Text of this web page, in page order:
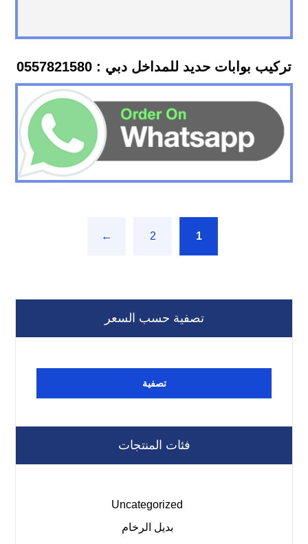
تركيب بوابات حديد للمداخل دبي : 0557821580
1
2
←
تصفية حسب السعر
تصفية
فئات المنتجات
Uncategorized
بديل الرخام